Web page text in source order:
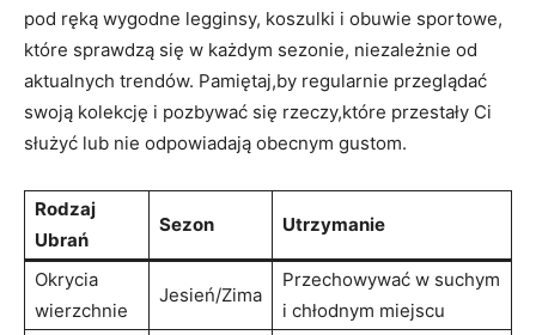
⁢pod ręką wygodne legginsy, koszulki ​i obuwie sportowe,
które sprawdzą się ⁢w każdym sezonie, niezależnie od
aktualnych trendów.⁤ Pamiętaj,by regularnie przeglądać
swoją kolekcję i⁣ pozbywać​ się rzeczy,które przestały Ci
służyć ⁤lub nie odpowiadają obecnym ⁤gustom.
Rodzaj
Ubrań
Sezon Utrzymanie
Okrycia
wierzchnie
Jesień/Zima
Przechowywać w suchym
i chłodnym ​miejscu